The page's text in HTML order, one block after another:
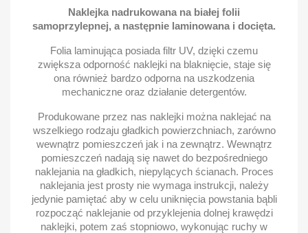
Naklejka nadrukowana na białej folii
samoprzylepnej, a następnie laminowana i docięta.
Folia laminująca posiada filtr UV, dzięki czemu
zwiększa odporność naklejki na blaknięcie, staje się
ona również bardzo odporna na uszkodzenia
mechaniczne oraz działanie detergentów.
Produkowane przez nas naklejki można naklejać na
wszelkiego rodzaju gładkich powierzchniach, zarówno
wewnątrz pomieszczeń jak i na zewnątrz. Wewnątrz
pomieszczeń nadają się nawet do bezpośredniego
naklejania na gładkich, niepylących ścianach. Proces
naklejania jest prosty nie wymaga instrukcji, należy
jedynie pamiętać aby w celu uniknięcia powstania bąbli
rozpocząć naklejanie od przyklejenia dolnej krawędzi
naklejki, potem zaś stopniowo, wykonując ruchy w